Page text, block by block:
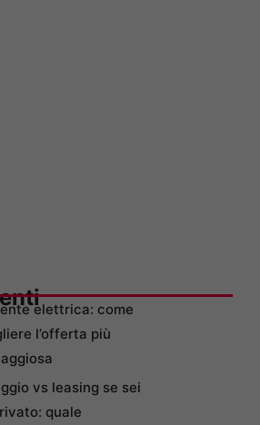
elettrica: come
l’offerta più
vs leasing se sei
quale